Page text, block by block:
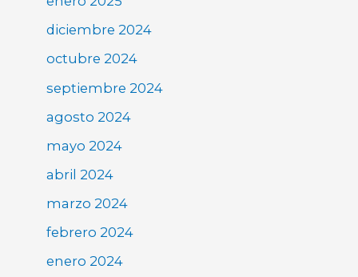
diciembre 2024
octubre 2024
septiembre 2024
agosto 2024
mayo 2024
abril 2024
marzo 2024
febrero 2024
enero 2024